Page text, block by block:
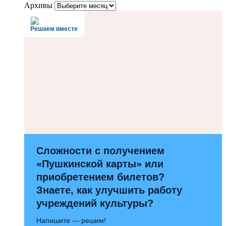
Архивы
Решаем вместе
Сложности с получением
«Пушкинской карты» или
приобретением билетов?
Знаете, как улучшить работу
учреждений культуры?
Напишите — решим!